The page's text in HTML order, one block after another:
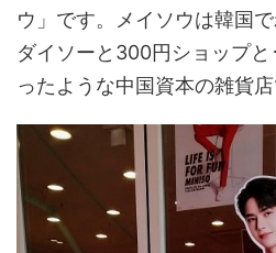
ウ」です。メイソウは韓国
ダイソーと300円ショップと
ったような中国資本の雑貨店